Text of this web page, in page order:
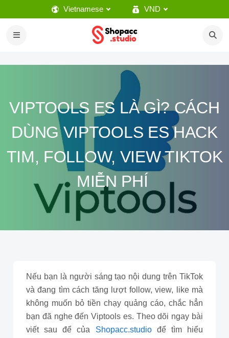
Vietnamese VND
VIPTOOLS ES LÀ GÌ? CÁCH
DÙNG VIPTOOLS ES HACK
TIM, FOLLOW, VIEW TIKTOK
MIỄN PHÍ
Nếu bạn là người sáng tạo nội dung trên TikTok
và đang tìm cách tăng lượt follow, view, like mà
không muốn bỏ tiền chạy quảng cáo, chắc hẳn
bạn đã nghe đến Viptools es. Theo dõi ngay bài
viết sau để của Shopacc.studiođể tìm hiểu